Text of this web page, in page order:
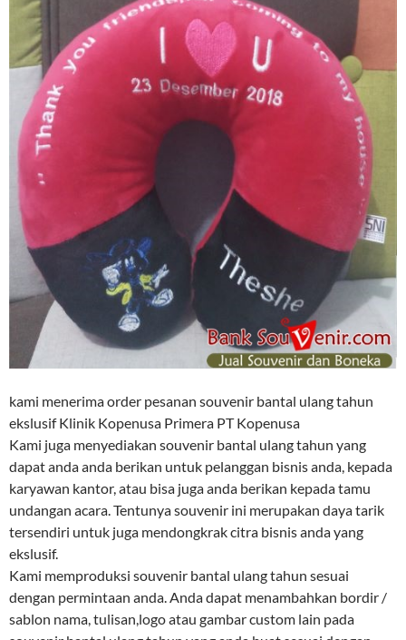
kami menerima order pesanan souvenir bantal ulang tahun
ekslusif Klinik Kopenusa Primera PT Kopenusa
Kami juga menyediakan souvenir bantal ulang tahun yang
dapat anda anda berikan untuk pelanggan bisnis anda, kepada
karyawan kantor, atau bisa juga anda berikan kepada tamu
undangan acara. Tentunya souvenir ini merupakan daya tarik
tersendiri untuk juga mendongkrak citra bisnis anda yang
ekslusif.
Kami memproduksi souvenir bantal ulang tahun sesuai
dengan permintaan anda. Anda dapat menambahkan bordir /
sablon nama, tulisan,logo atau gambar custom lain pada